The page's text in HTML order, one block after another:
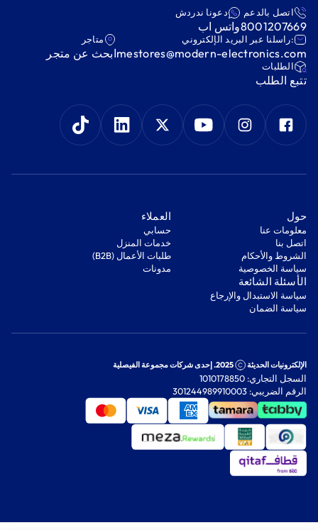
اتصل بالدعم
8001207669
دعونا ندردش
واتس اب
:راسلنا عبر البريد الإلكتروني
mestores@modern-electronics.com
متاجر
ابحث عن متجر
‫الطلبات‬
‫تتبع الطلب‬
‫حول‬
معلومات عنا
اتصل بنا
‫الشروط والأحكام‬
‫سياسة الخصوصية‬
‫العملاء‬
‫حسابي‬
‫خدمات المنزل‬
‫طلبات الأعمال (B2B)‬
مدونات
‫الأسئلة الشائعة‬
‫سياسة الاستبدال والإرجاع‬
‫سياسة الضمان‬
الإلكترونيات الحديثة 2025. إحدى شركات مجموعة الفيصلية
السجل التجاري: 1010178850
الرقم الضريبي: 301244989910003